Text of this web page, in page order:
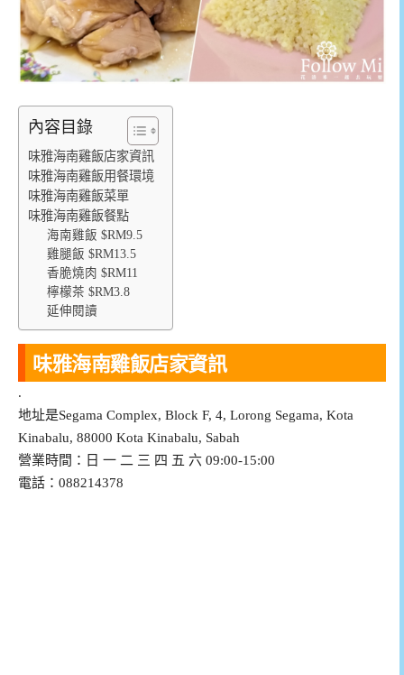
內容目錄
味雅海南雞飯店家資訊
味雅海南雞飯用餐環境
味雅海南雞飯菜單
味雅海南雞飯餐點
海南雞飯 $RM9.5
雞腿飯 $RM13.5
香脆燒肉 $RM11
檸檬茶 $RM3.8
延伸閱讀
味雅海南雞飯店家資訊
.
地址是Segama Complex, Block F, 4, Lorong Segama, Kota
Kinabalu, 88000 Kota Kinabalu, Sabah
營業時間：日 一 二 三 四 五 六 09:00-15:00
電話：088214378